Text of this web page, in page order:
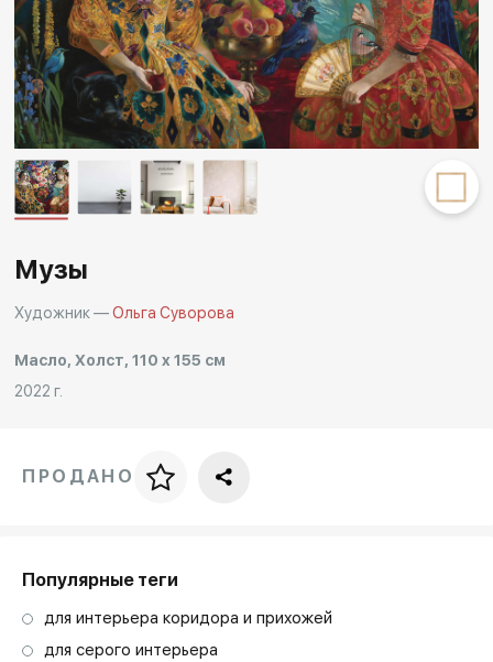
Каталог Художники
О нас Услуги
События Контакты
Другие проекты
Музы
Художник —Ольга Суворова
Масло, Холст, 110 x 155 см
2022 г.
Цена за багет
ПРОДАНО
Популярные теги
для интерьера коридора и прихожей
для серого интерьера